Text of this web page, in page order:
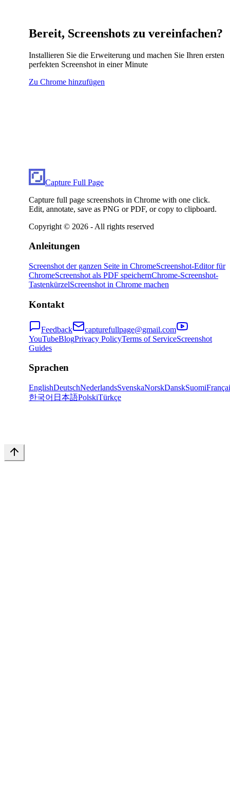
Bereit, Screenshots zu vereinfachen?
Installieren Sie die Erweiterung und machen Sie Ihren ersten
perfekten Screenshot in einer Minute
Zu Chrome hinzufügen
Capture Full Page
Capture full page screenshots in Chrome with one click.
Edit, annotate, save as PNG or PDF, or copy to clipboard.
Copyright © 2026 - All rights reserved
Anleitungen
Screenshot der ganzen Seite in ChromeScreenshot-Editor für
ChromeScreenshot als PDF speichernChrome-Screenshot-
TastenkürzelScreenshot in Chrome machen
Kontakt
Feedback
capturefullpage@gmail.com
YouTubeBlogPrivacy PolicyTerms of ServiceScreenshot
Guides
Sprachen
EnglishDeutschNederlandsSvenskaNorskDanskSuomi
한국어 日本語PolskiTürkçe